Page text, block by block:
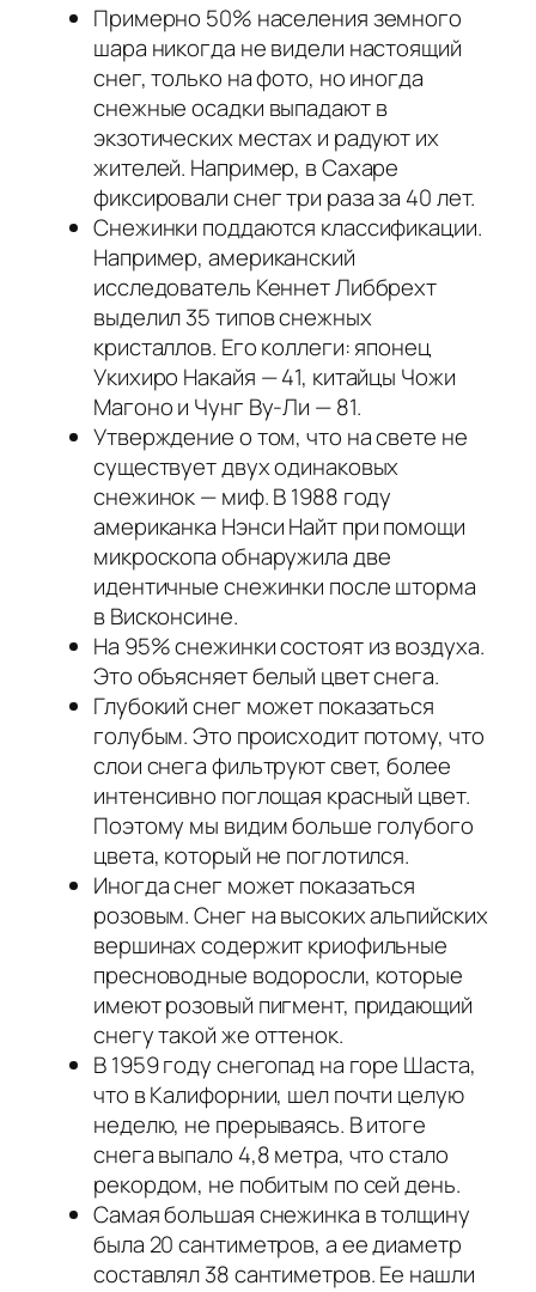
Примерно 50% населения земного
шара никогда не видели настоящий
снег, только на фото, но иногда
снежные осадки выпадают в
экзотических местах и радуют их
жителей. Например, в Сахаре
фиксировали снег три раза за 40 лет.
Снежинки поддаются классификации.
Например, американский
исследователь Кеннет Либбрехт
выделил 35 типов снежных
кристаллов. Его коллеги: японец
Укихиро Накайя — 41, китайцы Чожи
Магоно и Чунг Ву-Ли — 81.
Утверждение о том, что на свете не
существует двух одинаковых
снежинок — миф. В 1988 году
американка Нэнси Найт при помощи
микроскопа обнаружила две
идентичные снежинки после шторма
в Висконсине.
На 95% снежинки состоят из воздуха.
Это объясняет белый цвет снега.
Глубокий снег может показаться
голубым. Это происходит потому, что
слои снега фильтруют свет, более
интенсивно поглощая красный цвет.
Поэтому мы видим больше голубого
цвета, который не поглотился.
Иногда снег может показаться
розовым. Снег на высоких альпийских
вершинах содержит криофильные
пресноводные водоросли, которые
имеют розовый пигмент, придающий
снегу такой же оттенок.
В 1959 году снегопад на горе Шаста,
что в Калифорнии, шел почти целую
неделю, не прерываясь. В итоге
снега выпало 4,8 метра, что стало
рекордом, не побитым по сей день.
Самая большая снежинка в толщину
была 20 сантиметров, а ее диаметр
составлял 38 сантиметров. Ее нашли